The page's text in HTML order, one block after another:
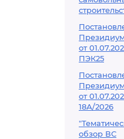
от
ПЭК25
от
18А/2026
обзор ВС